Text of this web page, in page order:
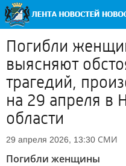
Погибли
выясняют
трагедий,
на 29 апреля в
области
29 апреля 2026, 13:30 СМИ
Погибли женщины